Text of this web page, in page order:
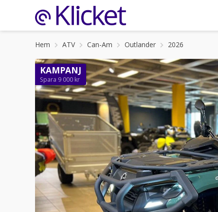
Hem ATV Can-Am Outlander 2026
KAMPANJ
Spara 9 000 kr